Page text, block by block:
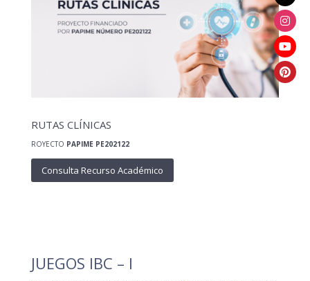
RUTAS CLÍNICAS
ROYECTO PAPIME PE202122
Consulta Recurso Académico
JUEGOS IBC – I